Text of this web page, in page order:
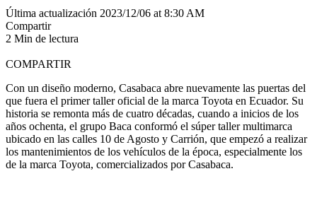
Última actualización 2023/12/06 at 8:30 AM
Compartir
2 Min de lectura
COMPARTIR
Con un diseño moderno, Casabaca abre nuevamente las puertas del
que fuera el primer taller oficial de la marca Toyota en Ecuador. Su
historia se remonta más de cuatro décadas, cuando a inicios de los
años ochenta, el grupo Baca conformó el súper taller multimarca
ubicado en las calles 10 de Agosto y Carrión, que empezó a realizar
los mantenimientos de los vehículos de la época, especialmente los
de la marca Toyota, comercializados por Casabaca.